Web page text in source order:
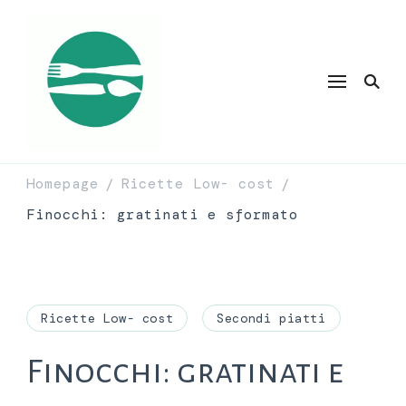
Homepage / Ricette Low- cost /
Finocchi: gratinati e sformato
Ricette Low- cost Secondi piatti
Finocchi: gratinati e